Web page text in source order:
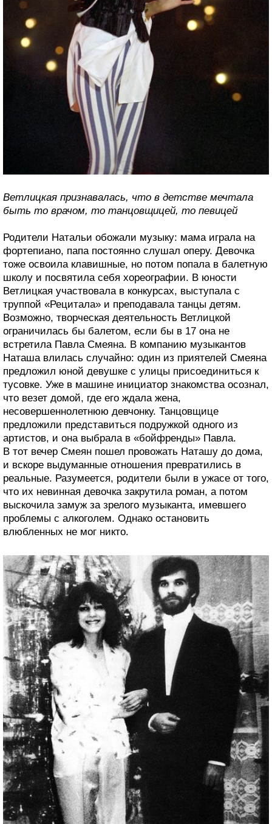
Ветлицкая признавалась, что в детстве мечтала
быть то врачом, то танцовщицей, то певицей
Родители Натальи обожали музыку: мама играла на
фортепиано, папа постоянно слушал оперу. Девочка
тоже освоила клавишные, но потом попала в балетную
школу и посвятила себя хореографии. В юности
Ветлицкая участвовала в конкурсах, выступала с
труппой «Рецитала» и преподавала танцы детям.
Возможно, творческая деятельность Ветлицкой
ограничилась бы балетом, если бы в 17 она не
встретила Павла Смеяна. В компанию музыкантов
Наташа влилась случайно: один из приятелей Смеяна
предложил юной девушке с улицы присоединиться к
тусовке. Уже в машине инициатор знакомства осознал,
что везет домой, где его ждала жена,
несовершеннолетнюю девчонку. Танцовщице
предложили представиться подружкой одного из
артистов, и она выбрала в «бойфренды» Павла.
В тот вечер Смеян пошел провожать Наташу до дома,
и вскоре выдуманные отношения превратились в
реальные. Разумеется, родители были в ужасе от того,
что их невинная девочка закрутила роман, а потом
выскочила замуж за зрелого музыканта, имевшего
проблемы с алкоголем. Однако остановить
влюбленных не мог никто.